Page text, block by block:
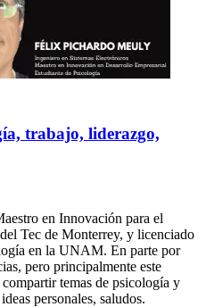
trabajo, liderazgo,
en Innovación para el
Tec de Monterrey, y licenciado
en la UNAM. En parte por
pero principalmente este
temas de psicología y
personales, saludos.